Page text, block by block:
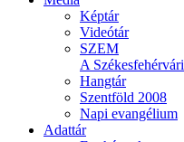
Képtár
Videótár
SZEM
A
Hangtár
Szentföld 2008
Napi evangélium
Adattár